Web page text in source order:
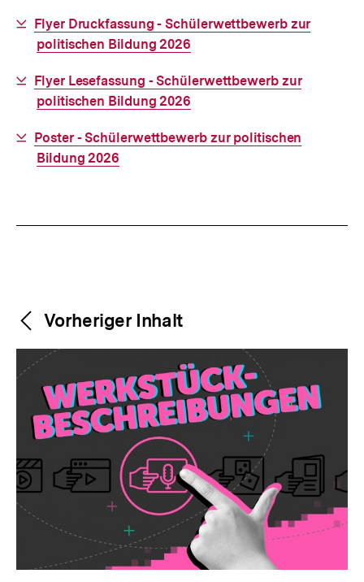
Interner
Link:
Flyer Druckfassung - Schülerwettbewerb zur
politischen Bildung 2026
Interner
Link:
Flyer Lesefassung - Schülerwettbewerb zur
politischen Bildung 2026
Interner
Link:
Poster - Schülerwettbewerb zur politischen
Bildung 2026
Weitere
Inhalte
Content-
Navigation
Vorheriger Inhalt